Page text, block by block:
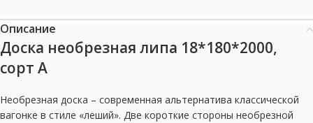
Описание
Доска необрезная липа 18*180*2000,
сорт А
Необрезная доска – современная альтернатива классической
вагонке в стиле «леший». Две короткие стороны необрезной